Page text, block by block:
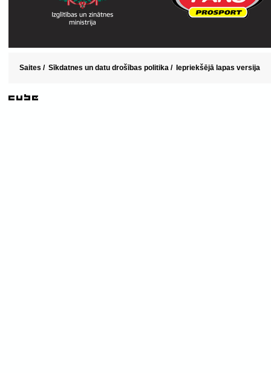
Saites / Sīkdatnes un datu drošības politika / Iepriekšējā lapas versija